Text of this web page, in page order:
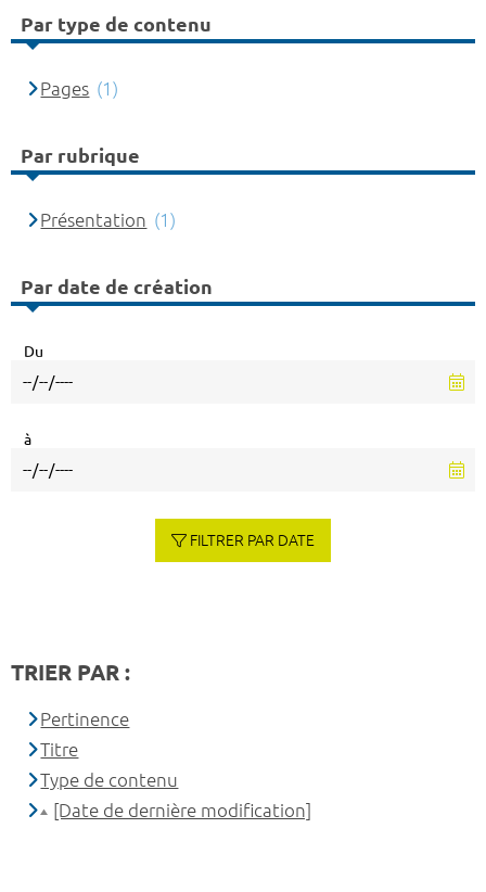
Par type de contenu
Pages (1)
Par rubrique
Présentation (1)
Par date de création
Du
à
FILTRER PAR DATE
TRIER PAR :
Pertinence
Titre
Type de contenu
[Date de dernière modification]